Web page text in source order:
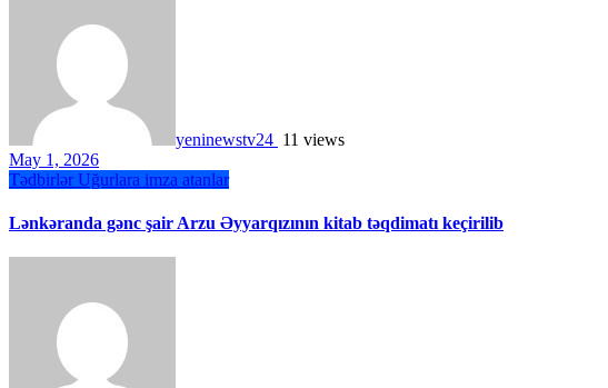
yeninewstv24 11 views
May 1, 2026
Tədbirlər Uğurlara imza atanlar
Lənkəranda gənc şair Arzu Əyyarqızının kitab təqdimatı keçirilib